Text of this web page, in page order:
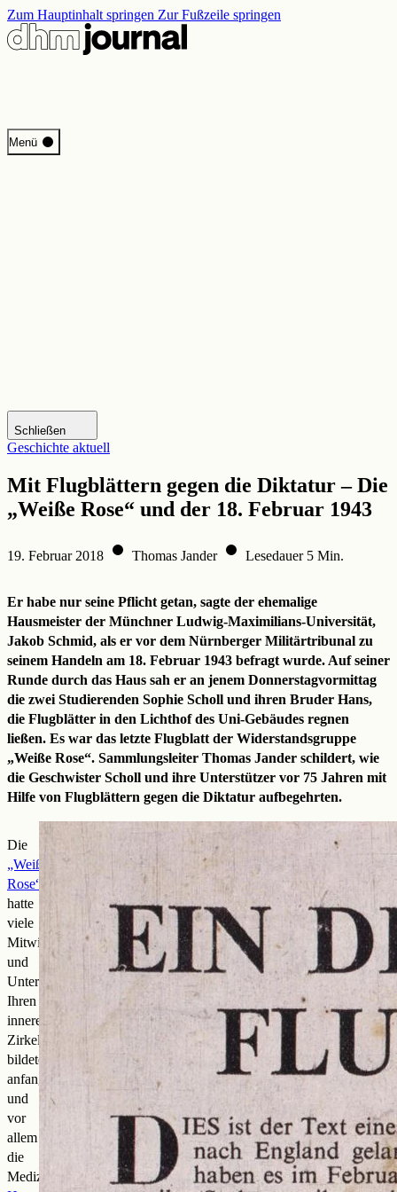
Zum Hauptinhalt springen Zur Fußzeile springen
Menü
Start
Programm
Schließen
Geschichte aktuell
Mit Flugblättern gegen die Diktatur – Die
„Weiße Rose“ und der 18. Februar 1943
19. Februar 2018 Thomas Jander Lesedauer 5 Min.
Er habe nur seine Pflicht getan, sagte der ehemalige
Hausmeister der Münchner Ludwig-Maximilians-Universität,
Jakob Schmid, als er vor dem Nürnberger Militärtribunal zu
seinem Handeln am 18. Februar 1943 befragt wurde. Auf seiner
Runde durch das Haus sah er an jenem Donnerstagvormittag
die zwei Studierenden Sophie Scholl und ihren Bruder Hans,
die Flugblätter in den Lichthof des Uni-Gebäudes regnen
ließen. Es war das letzte Flugblatt der Widerstandsgruppe
„Weiße Rose“. Sammlungsleiter Thomas Jander schildert, wie
die Geschwister Scholl und ihre Unterstützer vor 75 Jahren mit
Hilfe von Flugblättern gegen die Diktatur aufbegehrten.
Die
„Weiße
Rose“
hatte
viele
Mitwisser
und
Unterstützer.
Ihren
inneren
Zirkel
bildeten
anfangs
und
vor
allem
die
Medizinstudenten